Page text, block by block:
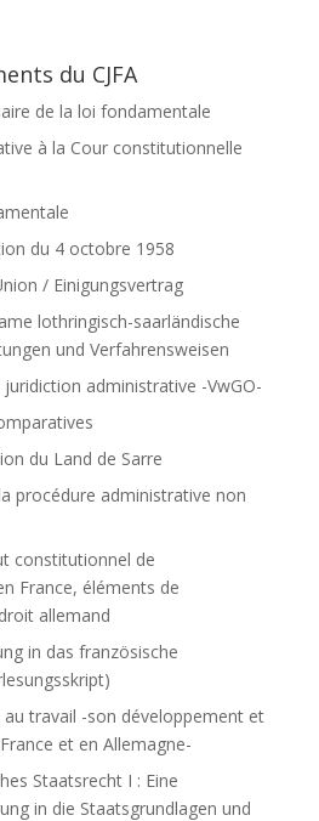
du CJFA
de la loi fondamentale
à la Cour constitutionnelle
du 4 octobre 1958
/ Einigungsvertrag
lothringisch-saarländische
und Verfahrensweisen
juridiction administrative -VwGO-
du Land de Sarre
procédure administrative non
constitutionnel de
France, éléments de
allemand
in das französische
au travail -son développement et
et en Allemagne-
Staatsrecht I : Eine
in die Staatsgrundlagen und